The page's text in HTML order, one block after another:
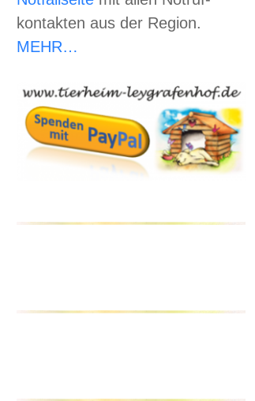
kontakten aus der Region.
MEHR…